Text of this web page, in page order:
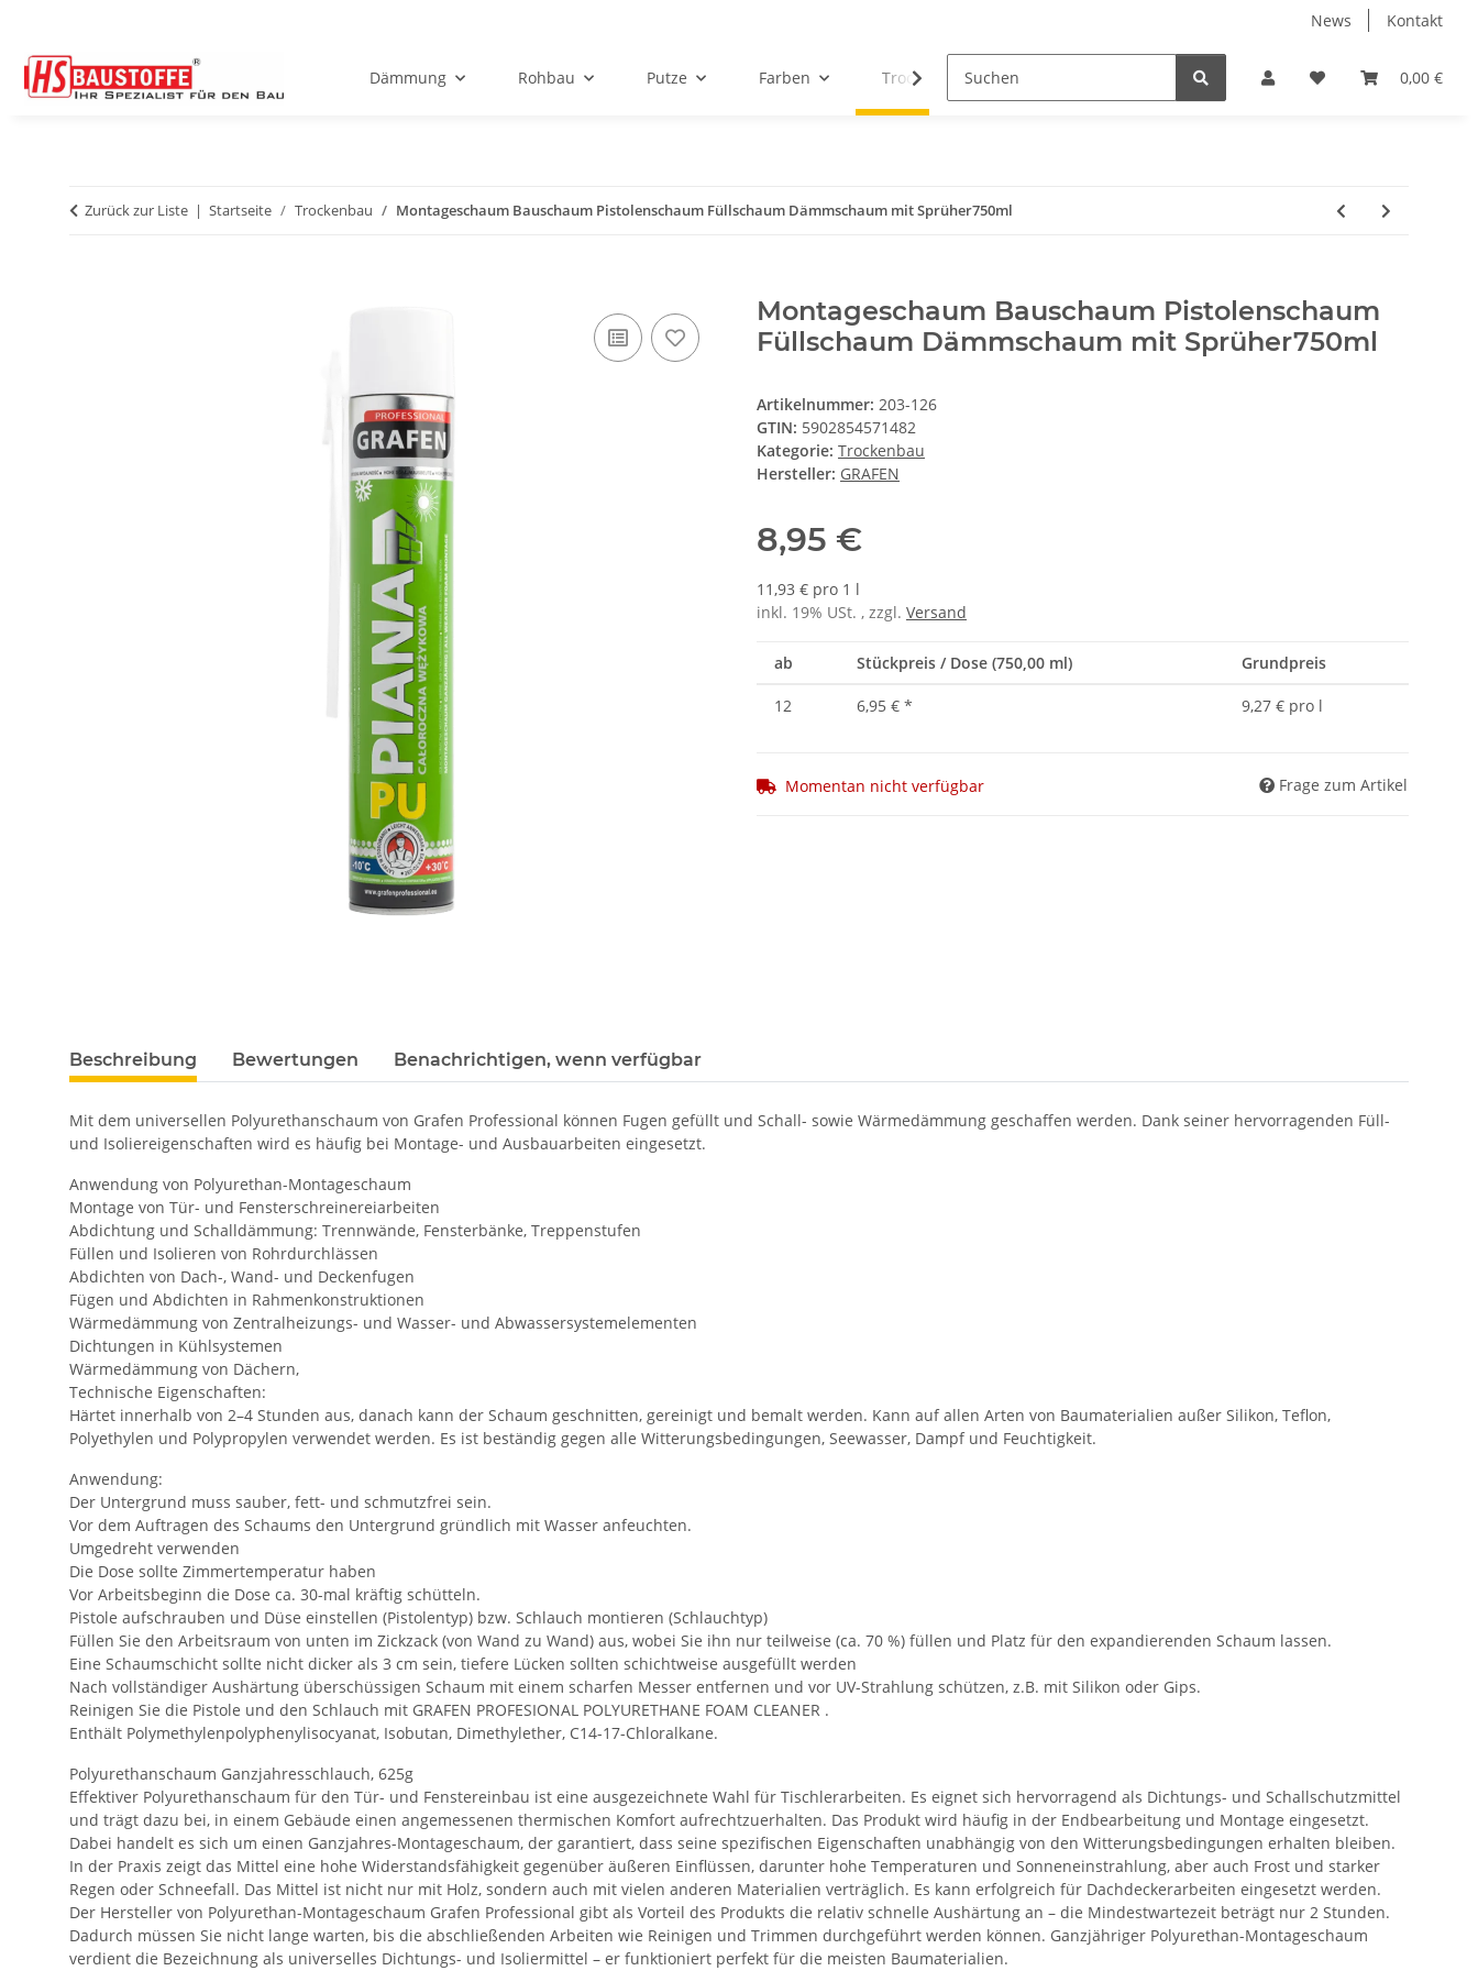
News Kontakt
0,00 €
Dämmung Rohbau Putze Farben Trockenbau Fliesen Zubehör Receiver
Zurück zur Liste Startseite Trockenbau Montageschaum Bauschaum Pistolenschaum Füllschaum Dämmschaum mit Sprüher750ml
Montageschaum Bauschaum Pistolenschaum
Füllschaum Dämmschaum mit Sprüher750ml
Artikelnummer: 203-126
GTIN: 5902854571482
Kategorie: Trockenbau
Hersteller: GRAFEN
8,95 €
11,93 € pro 1 l
inkl. 19% USt. , zzgl. Versand
ab Stückpreis / Dose (750,00 ml) Grundpreis
12 6,95 € * 9,27 € pro l
Momentan nicht verfügbar Frage zum Artikel
Beschreibung Bewertungen Benachrichtigen, wenn verfügbar
Mit dem universellen Polyurethanschaum von Grafen Professional können Fugen gefüllt und Schall- sowie Wärmedämmung geschaffen werden. Dank seiner hervorragenden Füll-
und Isoliereigenschaften wird es häufig bei Montage- und Ausbauarbeiten eingesetzt.
Anwendung von Polyurethan-Montageschaum
Montage von Tür- und Fensterschreinereiarbeiten
Abdichtung und Schalldämmung: Trennwände, Fensterbänke, Treppenstufen
Füllen und Isolieren von Rohrdurchlässen
Abdichten von Dach-, Wand- und Deckenfugen
Fügen und Abdichten in Rahmenkonstruktionen
Wärmedämmung von Zentralheizungs- und Wasser- und Abwassersystemelementen
Dichtungen in Kühlsystemen
Wärmedämmung von Dächern,
Technische Eigenschaften:
Härtet innerhalb von 2–4 Stunden aus, danach kann der Schaum geschnitten, gereinigt und bemalt werden. Kann auf allen Arten von Baumaterialien außer Silikon, Teflon,
Polyethylen und Polypropylen verwendet werden. Es ist beständig gegen alle Witterungsbedingungen, Seewasser, Dampf und Feuchtigkeit.
Anwendung:
Der Untergrund muss sauber, fett- und schmutzfrei sein.
Vor dem Auftragen des Schaums den Untergrund gründlich mit Wasser anfeuchten.
Umgedreht verwenden
Die Dose sollte Zimmertemperatur haben
Vor Arbeitsbeginn die Dose ca. 30-mal kräftig schütteln.
Pistole aufschrauben und Düse einstellen (Pistolentyp) bzw. Schlauch montieren (Schlauchtyp)
Füllen Sie den Arbeitsraum von unten im Zickzack (von Wand zu Wand) aus, wobei Sie ihn nur teilweise (ca. 70 %) füllen und Platz für den expandierenden Schaum lassen.
Eine Schaumschicht sollte nicht dicker als 3 cm sein, tiefere Lücken sollten schichtweise ausgefüllt werden
Nach vollständiger Aushärtung überschüssigen Schaum mit einem scharfen Messer entfernen und vor UV-Strahlung schützen, z.B. mit Silikon oder Gips.
Reinigen Sie die Pistole und den Schlauch mit GRAFEN PROFESIONAL POLYURETHANE FOAM CLEANER .
Enthält Polymethylenpolyphenylisocyanat, Isobutan, Dimethylether, C14-17-Chloralkane.
Polyurethanschaum Ganzjahresschlauch, 625g
Effektiver Polyurethanschaum für den Tür- und Fenstereinbau ist eine ausgezeichnete Wahl für Tischlerarbeiten. Es eignet sich hervorragend als Dichtungs- und Schallschutzmittel
und trägt dazu bei, in einem Gebäude einen angemessenen thermischen Komfort aufrechtzuerhalten. Das Produkt wird häufig in der Endbearbeitung und Montage eingesetzt.
Dabei handelt es sich um einen Ganzjahres-Montageschaum, der garantiert, dass seine spezifischen Eigenschaften unabhängig von den Witterungsbedingungen erhalten bleiben.
In der Praxis zeigt das Mittel eine hohe Widerstandsfähigkeit gegenüber äußeren Einflüssen, darunter hohe Temperaturen und Sonneneinstrahlung, aber auch Frost und starker
Regen oder Schneefall. Das Mittel ist nicht nur mit Holz, sondern auch mit vielen anderen Materialien verträglich. Es kann erfolgreich für Dachdeckerarbeiten eingesetzt werden.
Der Hersteller von Polyurethan-Montageschaum Grafen Professional gibt als Vorteil des Produkts die relativ schnelle Aushärtung an – die Mindestwartezeit beträgt nur 2 Stunden.
Dadurch müssen Sie nicht lange warten, bis die abschließenden Arbeiten wie Reinigen und Trimmen durchgeführt werden können. Ganzjähriger Polyurethan-Montageschaum
verdient die Bezeichnung als universelles Dichtungs- und Isoliermittel – er funktioniert perfekt für die meisten Baumaterialien.